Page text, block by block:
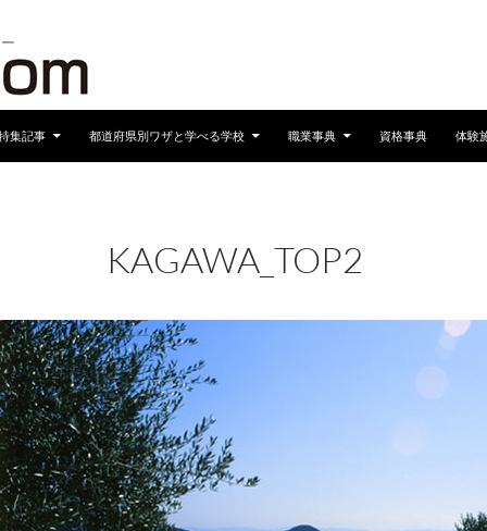
集記事
都道府県別ワザと学べる学校 職業事典 資格事典 体験
KAGAWA_TOP2